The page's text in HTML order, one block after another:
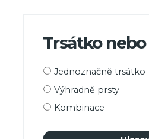
Trsátko
Možnosti
Jednoznačně trsátko
Výhradně prsty
Kombinace